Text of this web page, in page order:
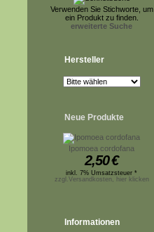
Verwenden Sie Stichworte, um
ein Produkt zu finden.
erweiterte Suche
Hersteller
Neue Produkte
Ipomoea cordofana
2,50€
inkl. 7% Umsatzsteuer *
zzgl.Versandkosten, hier klicken
Informationen